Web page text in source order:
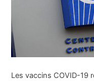
Les vaccins COVID-19